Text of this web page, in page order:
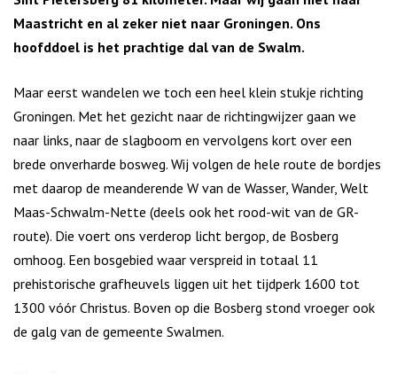
Maastricht en al zeker niet naar Groningen. Ons
hoofddoel is het prachtige dal van de Swalm.
Maar eerst wandelen we toch een heel klein stukje richting
Groningen. Met het gezicht naar de richtingwijzer gaan we
naar links, naar de slagboom en vervolgens kort over een
brede onverharde bosweg. Wij volgen de hele route de bordjes
met daarop de meanderende W van de Wasser, Wander, Welt
Maas-Schwalm-Nette (deels ook het rood-wit van de GR-
route). Die voert ons verderop licht bergop, de Bosberg
omhoog. Een bosgebied waar verspreid in totaal 11
prehistorische grafheuvels liggen uit het tijdperk 1600 tot
1300 vóór Christus. Boven op die Bosberg stond vroeger ook
de galg van de gemeente Swalmen.